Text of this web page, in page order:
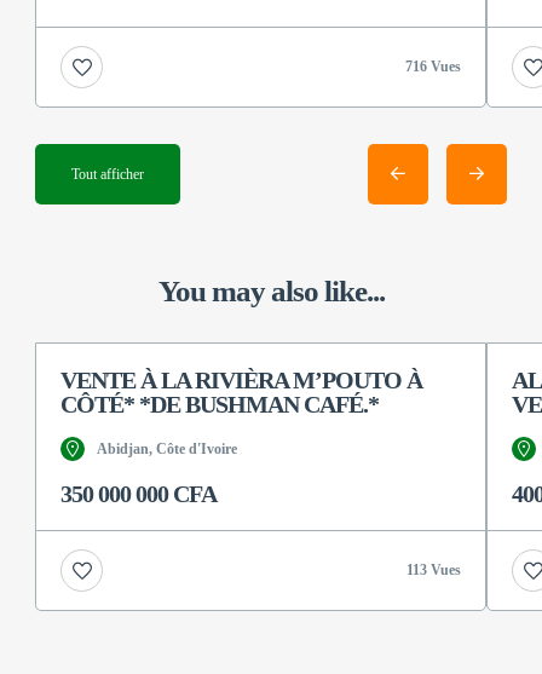
716 Vues
Tout afficher
You may also like...
VENTE À LA RIVIÈRA M’POUTO À
CÔTÉ* *DE BUSHMAN CAFÉ.*
Abidjan, Côte d'Ivoire
350 000 000 CFA
113 Vues